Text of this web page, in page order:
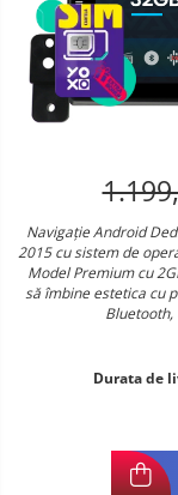
Telefoane mobile
Telefoane mobile
Telefoane mobile
Telefoane mobile
Telefoane mobile
Telefoane mobile
Telefoane mobile
Telefoane mobile
Navigație Android
2015 cu sistem de
Model Premium cu
să îmbine estetica cu
Bluetooth,
Durata de